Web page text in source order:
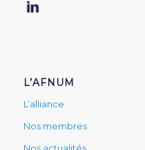
L’AFNUM
L’alliance
Nos membres
Nos actualités